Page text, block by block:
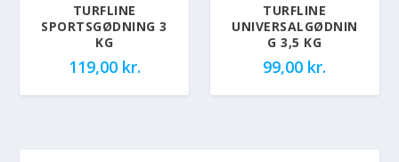
TURFLINE
SPORTSGØDNING 3
KG
119,00 kr.
TURFLINE
UNIVERSALGØDNIN
G 3,5 KG
99,00 kr.